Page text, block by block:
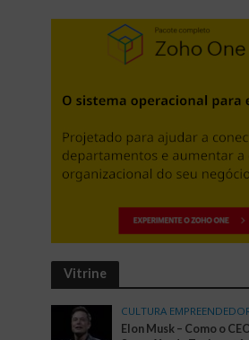
Vitrine
CULTURA
Elon Musk – Como o